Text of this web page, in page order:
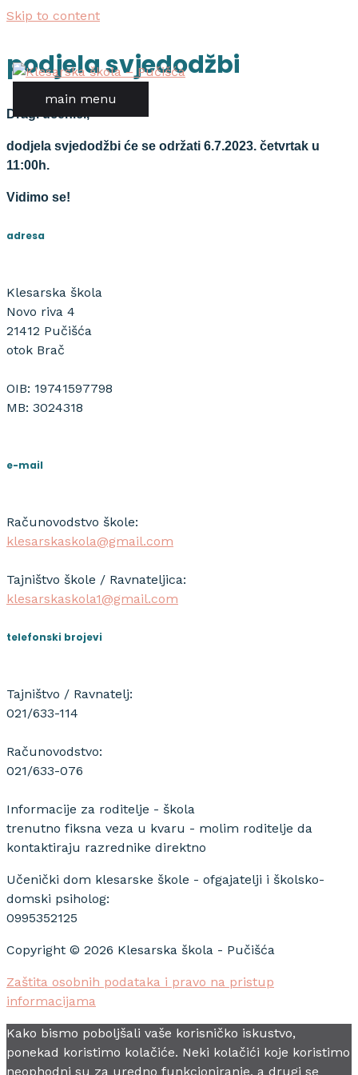
Skip to content
main menu
podjela svjedodžbi
Dragi učenici,
dodjela svjedodžbi će se održati 6.7.2023. četvrtak u
11:00h.
Vidimo se!
adresa
Klesarska škola
Novo riva 4
21412 Pučišća
otok Brač
OIB: 19741597798
MB: 3024318
e-mail
Računovodstvo škole:
klesarskaskola@gmail.com
Tajništvo škole / Ravnateljica:
klesarskaskola1@gmail.com
telefonski brojevi
Tajništvo / Ravnatelj:
021/633-114
Računovodstvo:
021/633-076
Informacije za roditelje - škola
trenutno fiksna veza u kvaru - molim roditelje da
kontaktiraju razrednike direktno
Učenički dom klesarske škole - ofgajatelji i školsko-
domski psiholog:
0995352125
Copyright © 2026 Klesarska škola - Pučišća
Zaštita osobnih podataka i pravo na pristup
informacijama
Kako bismo poboljšali vaše korisničko iskustvo,
ponekad koristimo kolačiće. Neki kolačići koje koristimo
neophodni su za uredno funkcioniranje, a drugi se